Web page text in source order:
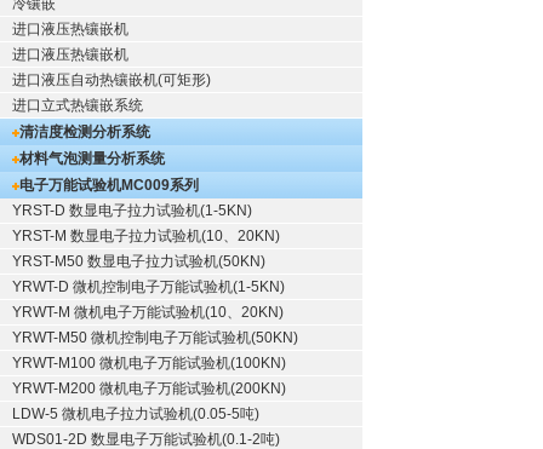
冷镶嵌
进口液压热镶嵌机
进口液压热镶嵌机
进口液压自动热镶嵌机(可矩形)
进口立式热镶嵌系统
清洁度检测分析系统
材料气泡测量分析系统
电子万能试验机MC009系列
YRST-D 数显电子拉力试验机(1-5KN)
YRST-M 数显电子拉力试验机(10、20KN)
YRST-M50 数显电子拉力试验机(50KN)
YRWT-D 微机控制电子万能试验机(1-5KN)
YRWT-M 微机电子万能试验机(10、20KN)
YRWT-M50 微机控制电子万能试验机(50KN)
YRWT-M100 微机电子万能试验机(100KN)
YRWT-M200 微机电子万能试验机(200KN)
LDW-5 微机电子拉力试验机(0.05-5吨)
WDS01-2D 数显电子万能试验机(0.1-2吨)